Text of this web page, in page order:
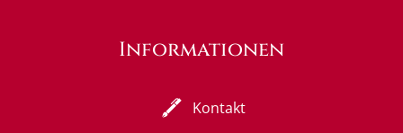
Informationen
Kontakt